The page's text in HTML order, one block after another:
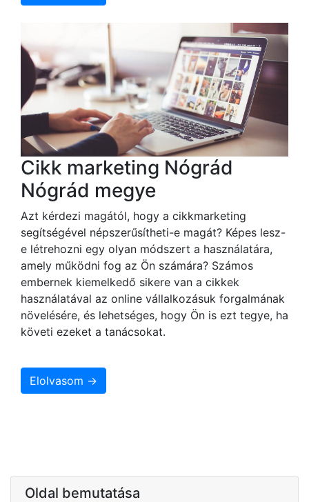
Cikk marketing Nógrád
Nógrád megye
Azt kérdezi magától, hogy a cikkmarketing
segítségével népszerűsítheti-e magát? Képes lesz-
e létrehozni egy olyan módszert a használatára,
amely működni fog az Ön számára? Számos
embernek kiemelkedő sikere van a cikkek
használatával az online vállalkozásuk forgalmának
növelésére, és lehetséges, hogy Ön is ezt tegye, ha
követi ezeket a tanácsokat.
Elolvasom →
Oldal bemutatása